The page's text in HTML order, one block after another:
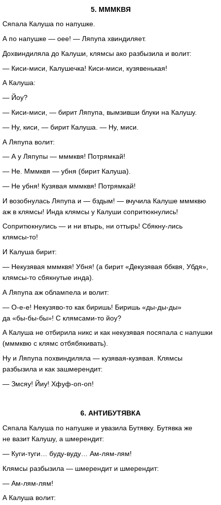
5. МММКВЯ
Сяпала Калуша по напушке.
А по напушке — оее! — Ляпупа хвиндиляет.
Дохвиндиляла до Калуши, клямсы ако разбызила и волит:
— Киси-миси , Калушечка! Киси-миси , кузявенькая!
А Калуша:
— Йоу?
— Киси-миси , — бирит Ляпупа, вымзивши блуки на Калушу.
— Ну, киси, — бирит Калуша. — Ну, миси.
А Ляпупа волит:
— А у Ляпупы — мммквя! Потрямкай!
— Не. Мммквя — убня (бирит Калуша).
— Не убня! Кузявая мммквя! Потрямкай!
И возобнулась Ляпупа и — бздым! — вчучила Калуше мммквю
аж в клямсы! Инда клямсы у Калуши сопритюкнулись!
Сопритюкнулись — и ни втырь, ни оттырь! Сбякну-лись
клямсы-то!
И Калуша бирит:
— Некузявая мммквя! Убня! (а бирит «Декузявая ббквя, Убдя»,
клямсы-то сбякнутые инда).
А Ляпупа аж облампела и волит:
— О-е-е! Некузяво-то как биришь! Биришь «ды-ды-ды»
да «бы-бы-бы»! С клямсами-то йоу?
А Калуша не отбирила никс и как некузявая посяпала с напушки
(мммквю с клямс отбябякивать).
Ну и Ляпупа похвиндиляла — кузявая-кузявая . Клямсы
разбызила и как зашмерендит:
— Змсяу! Йиу! Хфуф-оп-оп!
6. АНТИБУТЯВКА
Сяпала Калуша по напушке и увазила Бутявку. Бутявка же
не вазит Калушу, а шмерендит:
— Куги-туги буду-вуду Ам-лям-лям!
Клямсы разбызила — шмерендит и шмерендит:
— Ам-лям-лям!
А Калуша волит: